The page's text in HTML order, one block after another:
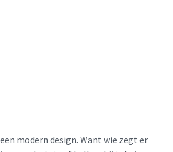
modern design. Want wie zegt er